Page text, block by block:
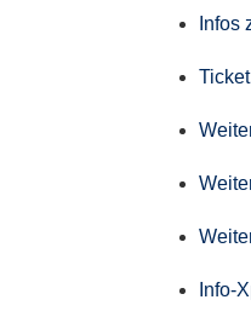
Infos
Info-